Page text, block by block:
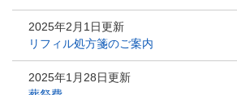
2025年2月1日更新
リフィル処方箋のご案内
2025年1月28日更新